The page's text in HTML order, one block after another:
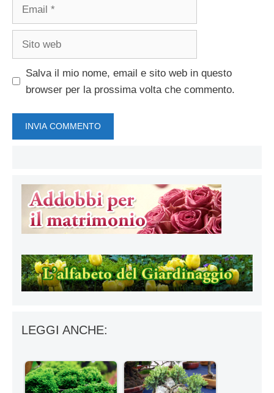
Salva il mio nome, email e sito web in questo
browser per la prossima volta che commento.
LEGGI ANCHE: